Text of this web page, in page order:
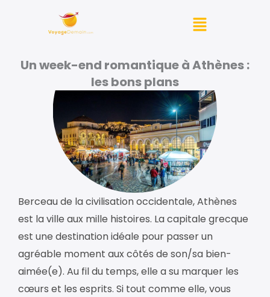
Menu
Un week-end romantique à Athènes :
les bons plans
Berceau de la civilisation occidentale, Athènes
est la ville aux mille histoires. La capitale grecque
est une destination idéale pour passer un
agréable moment aux côtés de son/sa bien-
aimée(e). Au fil du temps, elle a su marquer les
cœurs et les esprits. Si tout comme elle, vous